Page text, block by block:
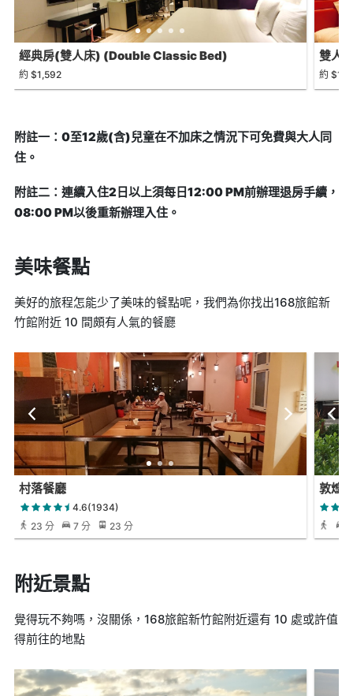
經典房(雙人床) (Double Classic Bed)
約 $1,592
雙人
約
附註一：0至12歲(含)兒童在不加床之情況下可免費與大人同
住。
附註二：連續入住2日以上須每日12:00 PM前辦理退房手續，
08:00 PM以後重新辦理入住。
美味餐點
美好的旅程怎能少了美味的餐點呢，我們為你找出168旅館新
竹館附近 10 間頗有人氣的餐廳
村落餐廳
4.6(1934)
23 分
7 分 23 分
敦煌
附近景點
覺得玩不夠嗎，沒關係，168旅館新竹館附近還有 10 處或許值
得前往的地點